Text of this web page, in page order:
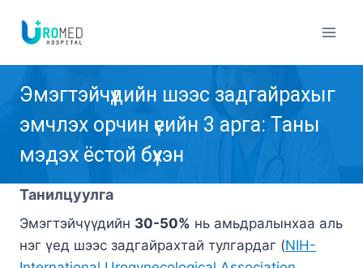
Эмэгтэйчүүдийн шээс задгайрахыг
эмчлэх орчин үеийн 3 арга: Таны
мэдэх ёстой бүхэн
Танилцуулга
Эмэгтэйчүүдийн 30-50% нь амьдралынхаа аль
нэг үед шээс задгайрахтай тулгардаг (NIH-